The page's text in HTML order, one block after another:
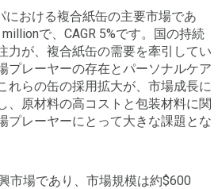
における複合紙缶の主要市場であ
で、CAGR 5%です。国の持続
力が、複合紙缶の需要を牽引してい
プレーヤーの存在とパーソナルケア
れらの缶の採用拡大が、市場成長に
、原材料の高コストと包装材料に関
プレーヤーにとって大きな課題とな
市場であり、市場規模は約$600